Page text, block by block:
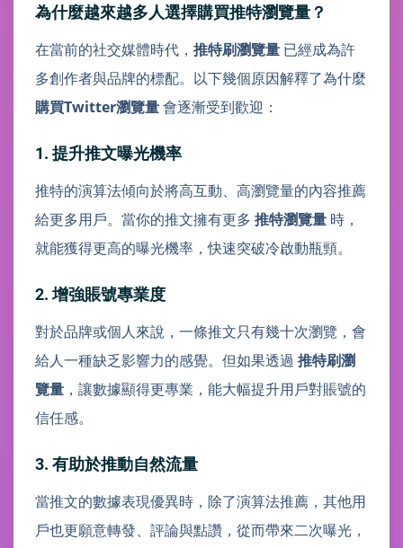
為什麼越來越多人選擇購買推特瀏覽量？
在當前的社交媒體時代， 推特刷瀏覽量 已經成為許
多創作者與品牌的標配。以下幾個原因解釋了為什麼
購買Twitter瀏覽量會逐漸受到歡迎：
1. 提升推文曝光機率
推特的演算法傾向於將高互動、高瀏覽量的內容推薦
給更多用戶。當你的推文擁有更多 推特瀏覽量 時，
就能獲得更高的曝光機率，快速突破冷啟動瓶頸。
2. 增強賬號專業度
對於品牌或個人來說，一條推文只有幾十次瀏覽，會
給人一種缺乏影響力的感覺。但如果透過 推特刷瀏
覽量 ，讓數據顯得更專業，能大幅提升用戶對賬號的
信任感。
3. 有助於推動自然流量
當推文的數據表現優異時，除了演算法推薦，其他用
戶也更願意轉發、評論與點讚，從而帶來二次曝光，